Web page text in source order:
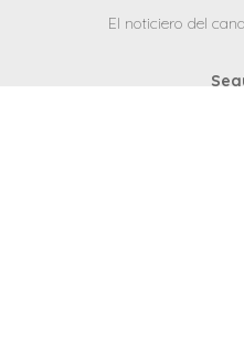
El noticiero del